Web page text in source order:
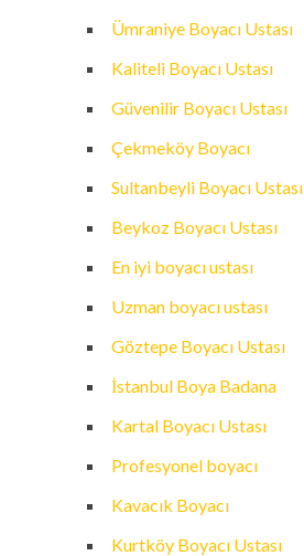
Ümraniye Boyacı Ustası
Kaliteli Boyacı Ustası
Güvenilir Boyacı Ustası
Çekmeköy Boyacı
Sultanbeyli Boyacı Ustası
Beykoz Boyacı Ustası
En iyi boyacı ustası
Uzman boyacı ustası
Göztepe Boyacı Ustası
İstanbul Boya Badana
Kartal Boyacı Ustası
Profesyonel boyacı
Kavacık Boyacı
Kurtköy Boyacı Ustası